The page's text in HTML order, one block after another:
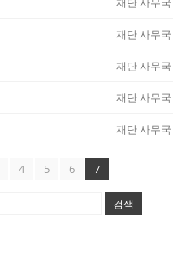
재단 사무국
재단 사무국
재단 사무국
재단 사무국
4 5 6 7
검색